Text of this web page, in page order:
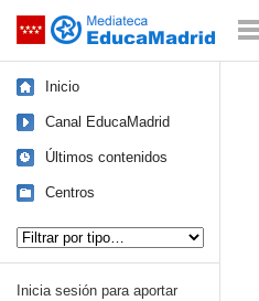
Saltar navegación
Inicio
Canal EducaMadrid
Últimos contenidos
Centros
Inicia sesión para aportar